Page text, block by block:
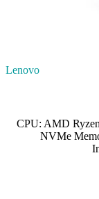
Lenovo
CPU: AMD
NVMe